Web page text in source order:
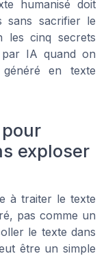
humanisé doit
sans sacrifier le
les cinq secrets
IA quand on
en texte
exploser
à traiter le texte
pas comme un
le texte dans
être un simple